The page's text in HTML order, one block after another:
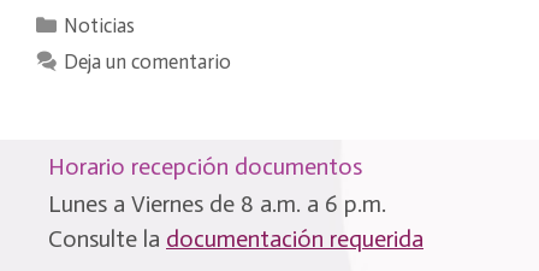
Categorías
Noticias
Deja un comentario
Horario recepción documentos
Lunes a Viernes de 8 a.m. a 6 p.m.
Consulte la documentación requerida